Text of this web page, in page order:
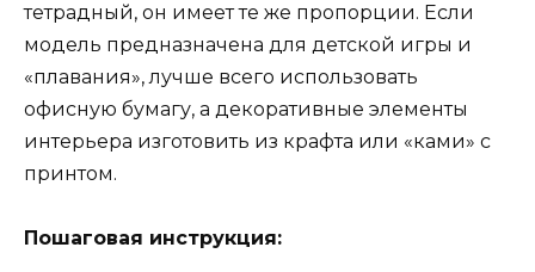
тетрадный, он имеет те же пропорции. Если
модель предназначена для детской игры и
«плавания», лучше всего использовать
офисную бумагу, а декоративные элементы
интерьера изготовить из крафта или «ками» с
принтом.
Пошаговая инструкция: